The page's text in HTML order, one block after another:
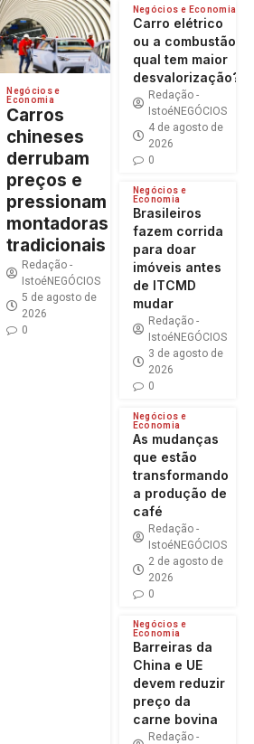
Negócios e
Economia
Carros
chineses
derrubam
preços e
pressionam
montadoras
tradicionais
Redação -
IstoéNEGÓCIOS
5 de agosto de
2026
0
Negócios e Economia
Carro elétrico
ou a combustão:
qual tem maior
desvalorização?
Redação -
IstoéNEGÓCIOS
4 de agosto de
2026
0
Negócios e
Economia
Brasileiros
fazem corrida
para doar
imóveis antes
de ITCMD
mudar
Redação -
IstoéNEGÓCIOS
3 de agosto de
2026
0
Negócios e
Economia
As mudanças
que estão
transformando
a produção de
café
Redação -
IstoéNEGÓCIOS
2 de agosto de
2026
0
Negócios e
Economia
Barreiras da
China e UE
devem reduzir
preço da
carne bovina
Redação -